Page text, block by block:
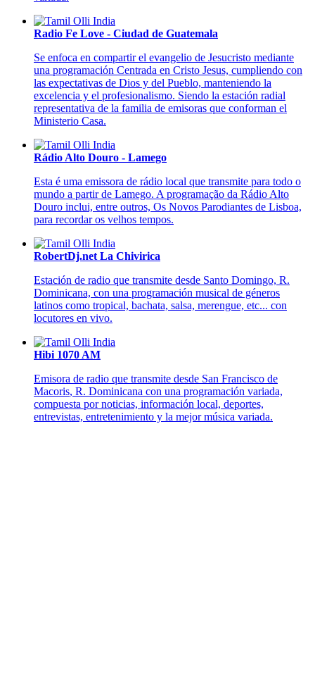
Radio Fe Love - Ciudad de Guatemala
Se enfoca en compartir el evangelio de Jesucristo mediante
una programación Centrada en Cristo Jesus, cumpliendo con
las expectativas de Dios y del Pueblo, manteniendo la
excelencia y el profesionalismo. Siendo la estación radial
representativa de la familia de emisoras que conforman el
Ministerio Casa.
Rádio Alto Douro - Lamego
Esta é uma emissora de rádio local que transmite para todo o
mundo a partir de Lamego. A programação da Rádio Alto
Douro inclui, entre outros, Os Novos Parodiantes de Lisboa,
para recordar os velhos tempos.
RobertDj.net La Chivirica
Estación de radio que transmite desde Santo Domingo, R.
Dominicana, con una programación musical de géneros
latinos como tropical, bachata, salsa, merengue, etc... con
locutores en vivo.
Hibi 1070 AM
Emisora de radio que transmite desde San Francisco de
Macoris, R. Dominicana con una programación variada,
compuesta por noticias, información local, deportes,
entrevistas, entretenimiento y la mejor música variada.